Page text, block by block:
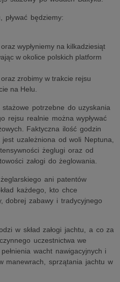
będziemy:
wypłyniemy na kilkadziesiąt
w okolice polskich platform
zrobimy w trakcie rejsu
na Helu.
stażowe potrzebne do uzyskania
rejsu realnie można wypływać
Faktyczna ilość godzin
uzależniona od woli Neptuna,
żeglugi oraz od
załogi do żeglowania.
ani patentów
każdego, kto chce
dobrej zabawy i tradycyjnego
w skład załogi jachtu, a co za
uczestnictwa we
wacht nawigacyjnych i
manewrach, sprzątania jachtu w